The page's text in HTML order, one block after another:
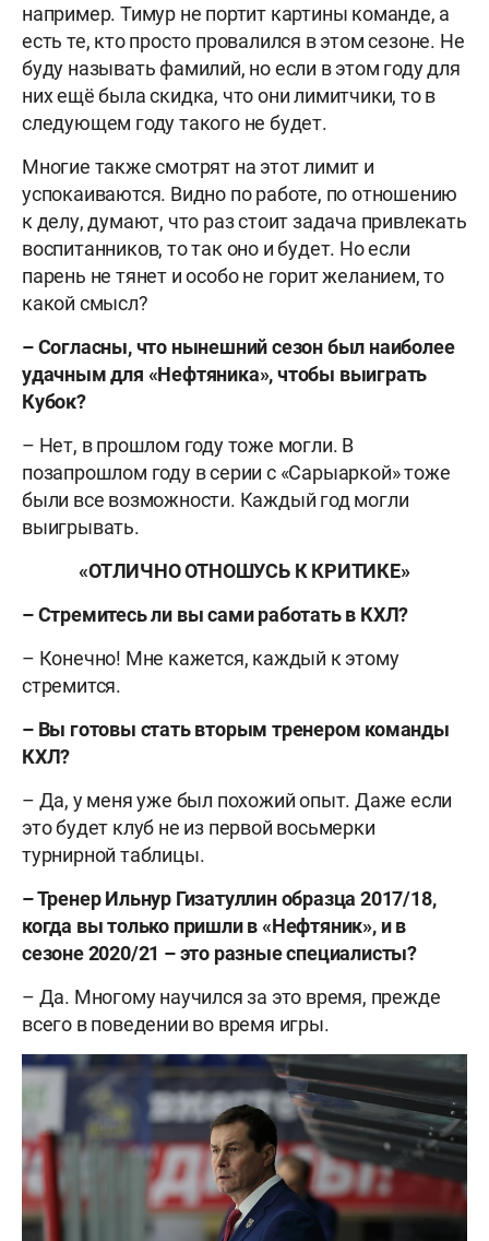
например. Тимур не портит картины команде, а
есть те, кто просто провалился в этом сезоне. Не
буду называть фамилий, но если в этом году для
них ещё была скидка, что они лимитчики, то в
следующем году такого не будет.
Многие также смотрят на этот лимит и
успокаиваются. Видно по работе, по отношению
к делу, думают, что раз стоит задача привлекать
воспитанников, то так оно и будет. Но если
парень не тянет и особо не горит желанием, то
какой смысл?
– Согласны, что нынешний сезон был наиболее
удачным для «Нефтяника», чтобы выиграть
Кубок?
– Нет, в прошлом году тоже могли. В
позапрошлом году в серии с «Сарыаркой» тоже
были все возможности. Каждый год могли
выигрывать.
«ОТЛИЧНО ОТНОШУСЬ К КРИТИКЕ»
– Стремитесь ли вы сами работать в КХЛ?
– Конечно! Мне кажется, каждый к этому
стремится.
– Вы готовы стать вторым тренером команды
КХЛ?
– Да, у меня уже был похожий опыт. Даже если
это будет клуб не из первой восьмерки
турнирной таблицы.
– Тренер Ильнур Гизатуллин образца 2017/18,
когда вы только пришли в «Нефтяник», и в
сезоне 2020/21 – это разные специалисты?
– Да. Многому научился за это время, прежде
всего в поведении во время игры.